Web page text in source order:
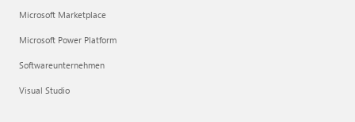
Microsoft Marketplace
Microsoft Power Platform
Softwareunternehmen
Visual Studio